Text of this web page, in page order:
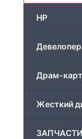
HP
Драм-
Жесткий
ЗАПЧАСТИ